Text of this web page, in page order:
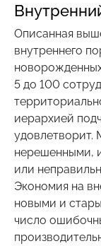
Описанная
внутреннего
5 до 100
иерархией
удовлетворит.
нерешенными,
или
Экономия на
новыми и
число